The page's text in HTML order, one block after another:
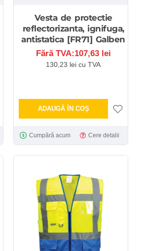
Vesta de protectie
reflectorizanta, ignifuga,
antistatica [FR71] Galben
Fără TVA:107,63 lei
130,23 lei cu TVA
ADAUGĂ ÎN COŞ
Cumpără acum Cere detalii